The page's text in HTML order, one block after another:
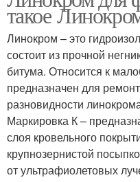
такое
Линокром – это
состоит из прочной
битума. Относится к
предназначен для
разновидности
Маркировка К –
слоя кровельного
крупнозернистой
от ультрафиолетовых